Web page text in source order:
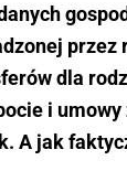
przez
dla
i
A jak